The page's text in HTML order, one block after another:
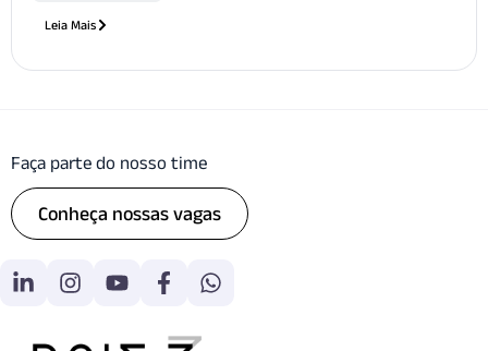
Leia Mais
Faça parte do nosso time
Conheça nossas vagas